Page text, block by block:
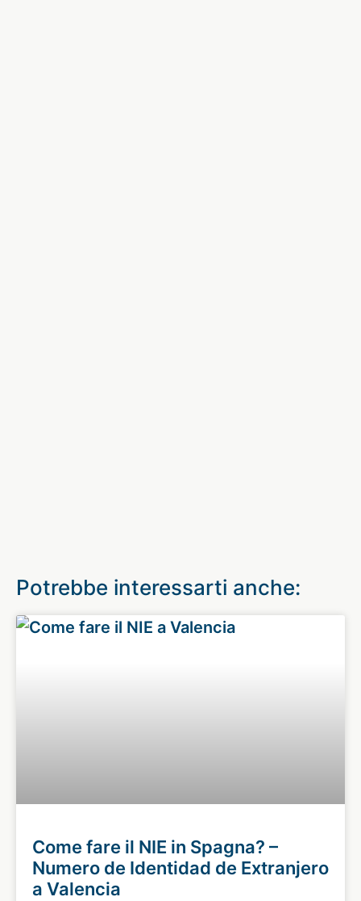
Potrebbe interessarti anche:
Come fare il NIE in Spagna? –
Numero de Identidad de Extranjero
a Valencia